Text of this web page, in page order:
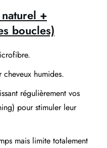
+
boucles)
humides.
régulièrement vos
pour stimuler leur
mais limite totalement